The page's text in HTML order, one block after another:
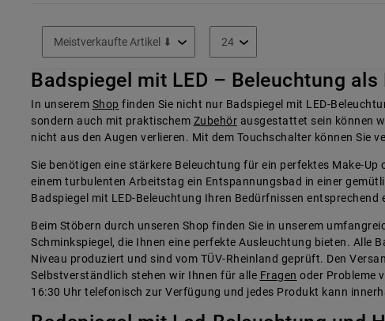
Badspiegel mit LED – Beleuchtung
In unserem Shop finden Sie nicht nur Badspiegel mit LED-
sondern auch mit praktischem Zubehör ausgestattet sein können
nicht aus den Augen verlieren. Mit dem Touchschalter können Sie
Sie benötigen eine stärkere Beleuchtung für ein perfektes Make-Up
einem turbulenten Arbeitstag ein Entspannungsbad in einer
Badspiegel mit LED-Beleuchtung Ihren Bedürfnissen entsprechend
Beim Stöbern durch unseren Shop finden Sie in unserem
Schminkspiegel, die Ihnen eine perfekte Ausleuchtung bieten. Alle
Niveau produziert und sind vom TÜV-Rheinland geprüft. Den
Selbstverständlich stehen wir Ihnen für alle Fragen oder Probleme
16:30 Uhr telefonisch zur Verfügung und jedes Produkt kann